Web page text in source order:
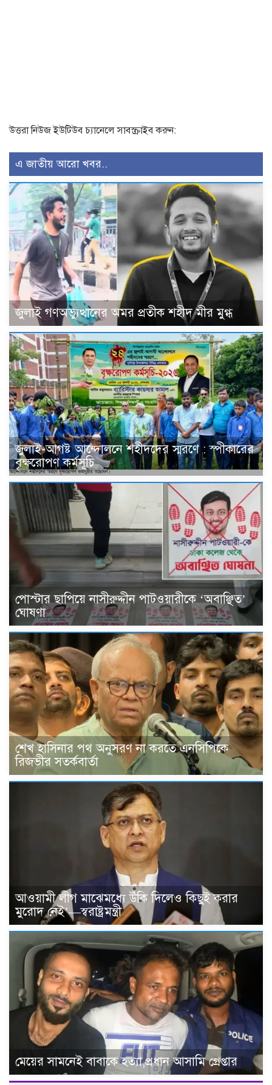
উত্তরা নিউজ ইউটিউব চ্যানেলে সাবস্ক্রাইব করুন:
এ জাতীয় আরো খবর..
জুলাই গণঅভ্যুত্থানের অমর প্রতীক শহীদ মীর মুগ্ধ
জুলাই-আগষ্ট আন্দোলনে শহীদদের স্মরণে : স্পীকারের
বৃক্ষরোপণ কর্মসূচি
পোস্টার ছাপিয়ে নাসীরুদ্দীন পাটওয়ারীকে ‘অবাঞ্ছিত’
ঘোষণা
শেখ হাসিনার পথ অনুসরণ না করতে এনসিপিকে
রিজভীর সতর্কবার্তা
আওয়ামী লীগ মাঝেমধ্যে উঁকি দিলেও কিছুই করার
মুরোদ নেই’—স্বরাষ্ট্রমন্ত্রী
মেয়ের সামনেই বাবাকে হত্যা,প্রধান আসামি গ্রেপ্তার